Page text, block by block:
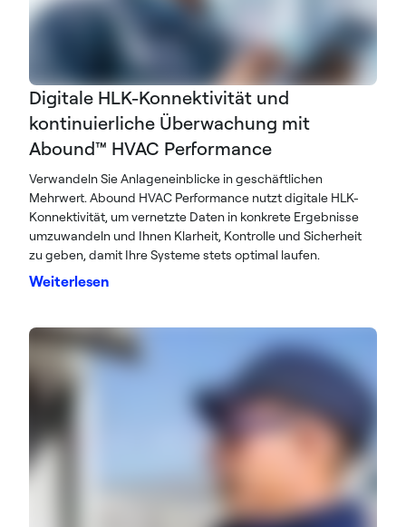
Digitale HLK-Konnektivität und
kontinuierliche Überwachung mit
Abound™ HVAC Performance
Verwandeln Sie Anlageneinblicke in geschäftlichen
Mehrwert. Abound HVAC Performance nutzt digitale HLK-
Konnektivität, um vernetzte Daten in konkrete Ergebnisse
umzuwandeln und Ihnen Klarheit, Kontrolle und Sicherheit
zu geben, damit Ihre Systeme stets optimal laufen.
Weiterlesen